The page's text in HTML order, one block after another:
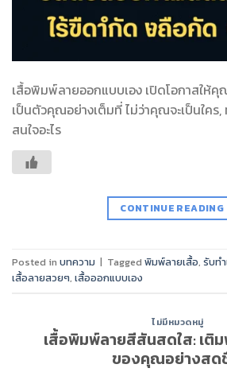
เสื้อพิมพ์ลายออกแบบเอง เปิดโอกาสให้
เป็นตัวคุณอย่างเต็มที่ ไม่ว่าคุณจะเป็นใคร,
สนใจอะไร
CONTINUE READING
Posted in บทความ | Tagged พิมพ์ลายเสื้อ, รับท
เสื้อลายสวยๆ, เสื้อออกแบบเอง
ไม่มีหมวดหมู่
เสื้อพิมพ์ลายสีสันสดใส: เติ
ของคุณอย่างสด